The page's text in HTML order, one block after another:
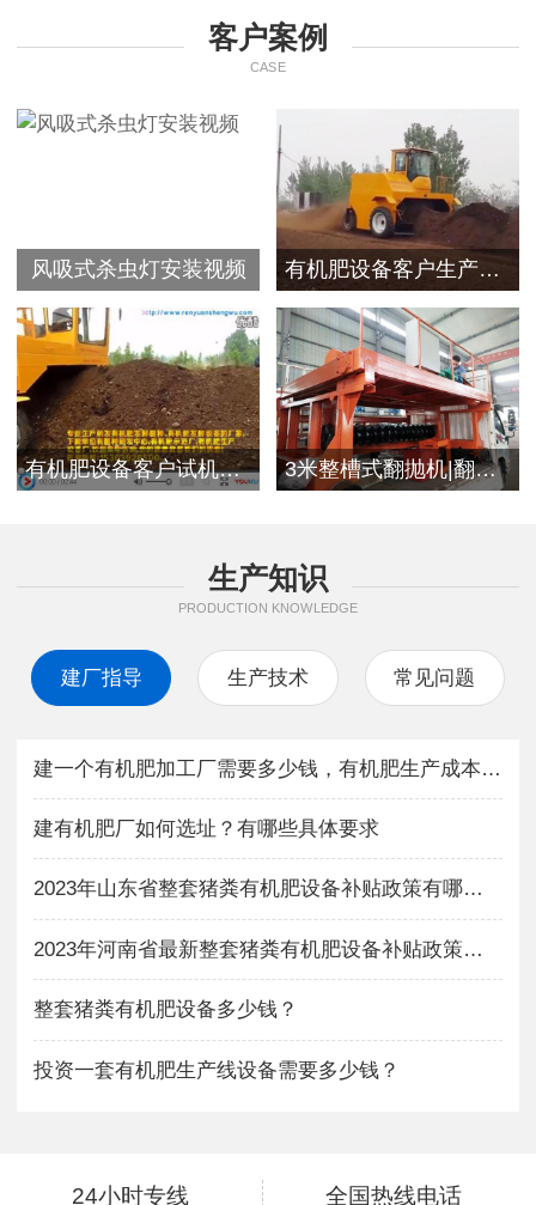
客户案例
CASE
风吸式杀虫灯安装视频 有机肥设备客户生产视频
有机肥设备客户试机现场 3米整槽式翻抛机|翻堆机发往浙江客户
生产知识
PRODUCTION KNOWLEDGE
建厂指导 生产技术 常见问题
建一个有机肥加工厂需要多少钱，有机肥生产成本与利润如何？
建有机肥厂如何选址？有哪些具体要求
2023年山东省整套猪粪有机肥设备补贴政策有哪些？
2023年河南省最新整套猪粪有机肥设备补贴政策有哪些？
整套猪粪有机肥设备多少钱？
投资一套有机肥生产线设备需要多少钱？
24小时专线 全国热线电话